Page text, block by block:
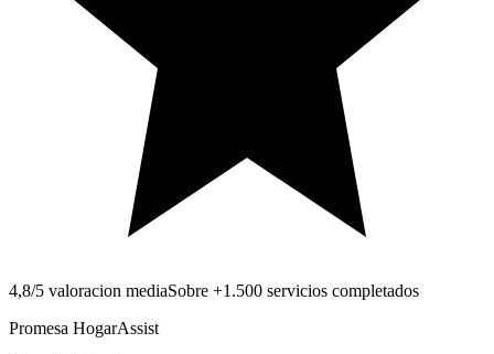
4,8/5 valoracion mediaSobre +1.500 servicios completados
Promesa HogarAssist